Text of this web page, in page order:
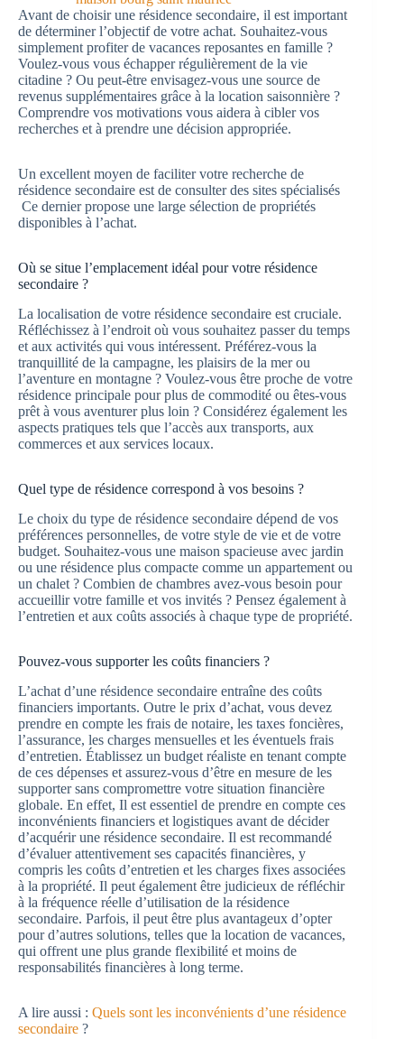
Avant de choisir une résidence secondaire, il est important
de déterminer l’objectif de votre achat. Souhaitez-vous
simplement profiter de vacances reposantes en famille ?
Voulez-vous vous échapper régulièrement de la vie
citadine ? Ou peut-être envisagez-vous une source de
revenus supplémentaires grâce à la location saisonnière ?
Comprendre vos motivations vous aidera à cibler vos
recherches et à prendre une décision appropriée.
Un excellent moyen de faciliter votre recherche de
résidence secondaire est de consulter des sites spécialisés
Ce dernier propose une large sélection de propriétés
disponibles à l’achat.
Où se situe l’emplacement idéal pour votre résidence
secondaire ?
La localisation de votre résidence secondaire est cruciale.
Réfléchissez à l’endroit où vous souhaitez passer du temps
et aux activités qui vous intéressent. Préférez-vous la
tranquillité de la campagne, les plaisirs de la mer ou
l’aventure en montagne ? Voulez-vous être proche de votre
résidence principale pour plus de commodité ou êtes-vous
prêt à vous aventurer plus loin ? Considérez également les
aspects pratiques tels que l’accès aux transports, aux
commerces et aux services locaux.
Quel type de résidence correspond à vos besoins ?
Le choix du type de résidence secondaire dépend de vos
préférences personnelles, de votre style de vie et de votre
budget. Souhaitez-vous une maison spacieuse avec jardin
ou une résidence plus compacte comme un appartement ou
un chalet ? Combien de chambres avez-vous besoin pour
accueillir votre famille et vos invités ? Pensez également à
l’entretien et aux coûts associés à chaque type de propriété.
Pouvez-vous supporter les coûts financiers ?
L’achat d’une résidence secondaire entraîne des coûts
financiers importants. Outre le prix d’achat, vous devez
prendre en compte les frais de notaire, les taxes foncières,
l’assurance, les charges mensuelles et les éventuels frais
d’entretien. Établissez un budget réaliste en tenant compte
de ces dépenses et assurez-vous d’être en mesure de les
supporter sans compromettre votre situation financière
globale. En effet, Il est essentiel de prendre en compte ces
inconvénients financiers et logistiques avant de décider
d’acquérir une résidence secondaire. Il est recommandé
d’évaluer attentivement ses capacités financières, y
compris les coûts d’entretien et les charges fixes associées
à la propriété. Il peut également être judicieux de réfléchir
à la fréquence réelle d’utilisation de la résidence
secondaire. Parfois, il peut être plus avantageux d’opter
pour d’autres solutions, telles que la location de vacances,
qui offrent une plus grande flexibilité et moins de
responsabilités financières à long terme.
A lire aussi : Quels sont les inconvénients d’une résidence
secondaire ?